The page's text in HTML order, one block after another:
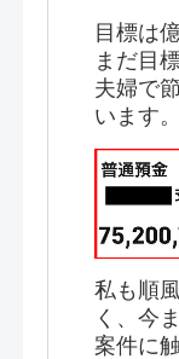
目標は
まだ目
夫婦で
います。
私も順
く、今
案件に